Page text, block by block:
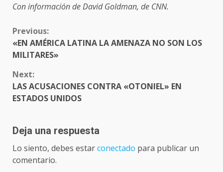
Con información de David Goldman, de CNN.
CONTINUE
READING
Previous:
«EN AMÉRICA LATINA LA AMENAZA NO SON LOS
MILITARES»
Next:
LAS ACUSACIONES CONTRA «OTONIEL» EN
ESTADOS UNIDOS
Deja una respuesta
Lo siento, debes estarconectado para publicar un
comentario.